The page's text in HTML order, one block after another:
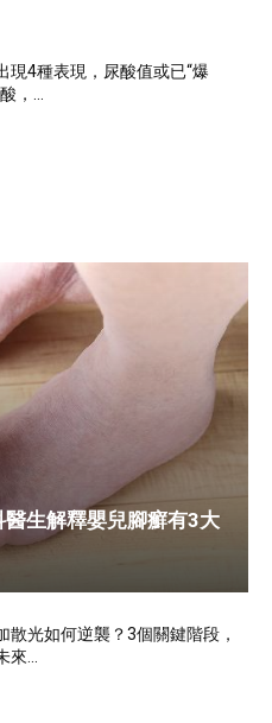
現4種表現，尿酸值或已“爆
，...
生解釋嬰兒腳癬有3大
散光如何逆襲？3個關鍵階段，
...